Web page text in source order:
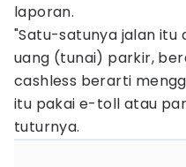
laporan.
"Satu-satunya jalan itu
uang (tunai) parkir,
cashless berarti
itu pakai e-toll atau
tuturnya.